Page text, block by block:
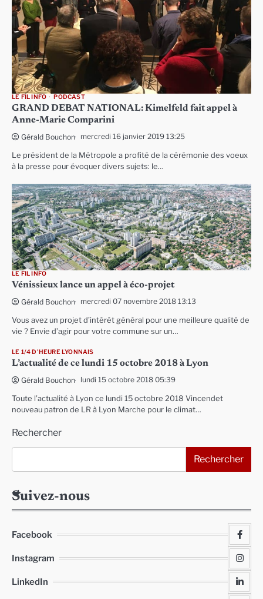
LE FIL INFO PODCAST
GRAND DEBAT NATIONAL: Kimelfeld fait appel à
Anne-Marie Comparini
Gérald Bouchon mercredi 16 janvier 2019 13:25
Le président de la Métropole a profité de la cérémonie des voeux
à la presse pour évoquer divers sujets: le…
LE FIL INFO
Vénissieux lance un appel à éco-projet
Gérald Bouchon mercredi 07 novembre 2018 13:13
Vous avez un projet d’intérêt général pour une meilleure qualité de
vie ? Envie d’agir pour votre commune sur un…
LE 1/4 D'HEURE LYONNAIS
L’actualité de ce lundi 15 octobre 2018 à Lyon
Gérald Bouchon lundi 15 octobre 2018 05:39
Toute l’actualité à Lyon ce lundi 15 octobre 2018 Vincendet
nouveau patron de LR à Lyon Marche pour le climat…
Rechercher
Rechercher
Suivez-nous
Facebook
Instagram
LinkedIn